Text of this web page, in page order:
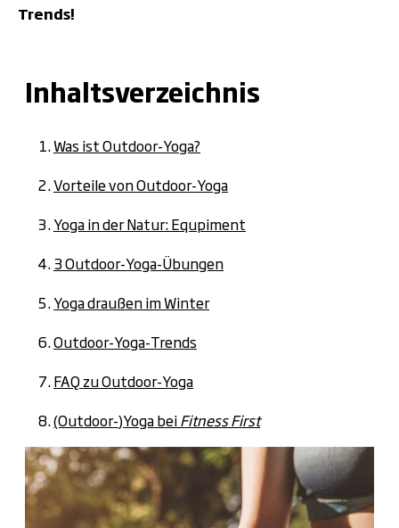
Trends!
Inhaltsverzeichnis
Was ist Outdoor-Yoga?
Vorteile von Outdoor-Yoga
Yoga in der Natur: Equpiment
3 Outdoor-Yoga-Übungen
Yoga draußen im Winter
Outdoor-Yoga-Trends
FAQ zu Outdoor-Yoga
(Outdoor-)Yoga beiFitness First